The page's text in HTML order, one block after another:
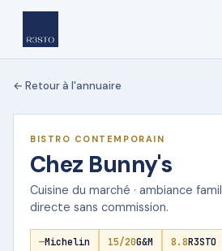
← Retour à l'annuaire
★ DÉMO R3STO
BISTRO CONTEMPORAIN
Chez Bunny's
Cuisine du marché · ambiance
directe sans commission.
—Michelin 15/20G&M 8.8R3STO